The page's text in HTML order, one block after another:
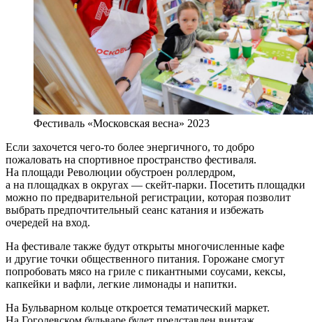
Фестиваль «Московская весна» 2023
Если захочется чего-то более энергичного, то добро
пожаловать на спортивное пространство фестиваля.
На площади Революции обустроен роллердром,
а на площадках в округах — скейт-парки. Посетить площадки
можно по предварительной регистрации, которая позволит
выбрать предпочтительный сеанс катания и избежать
очередей на вход.
На фестивале также будут открыты многочисленные кафе
и другие точки общественного питания. Горожане смогут
попробовать мясо на гриле с пикантными соусами, кексы,
капкейки и вафли, легкие лимонады и напитки.
На Бульварном кольце откроется тематический маркет.